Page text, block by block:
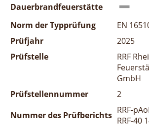
Dauerbrandfeuerstätte
Norm der Typprüfung
EN
Prüfjahr
2025
Prüfstelle
RRF
GmbH
Prüfstellennummer
2
Nummer des Prüfberichts RRF-
RRF-40